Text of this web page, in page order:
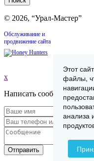
© 2026, “Урал-Мастер”
Обслуживание и
продвижение сайта
x
Написать сообщение
Отправить
Этот
файлы,
анализа